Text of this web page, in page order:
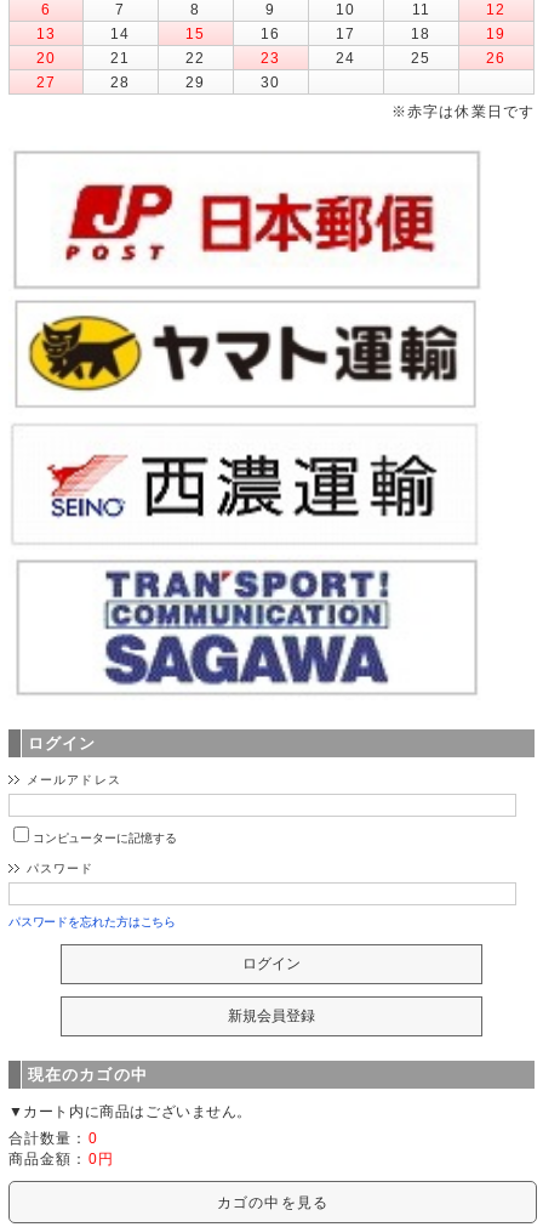
6
7 8 9 10 11
12
13
14 15 16 17 18
19
20
21 22 23 24 25
26
27
28 29
30
※赤字は休業日です
ログイン
メールアドレス
コンピューターに記憶する
パスワード
パスワードを忘れた方はこちら
現在のカゴの中
▼カート内に商品はございません。
合計数量： 0
商品金額： 0円
カゴの中を見る